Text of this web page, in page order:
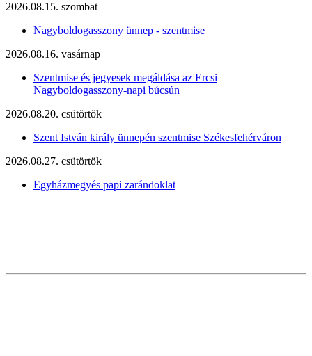
2026.08.15. szombat
Nagyboldogasszony ünnep - szentmise
2026.08.16. vasárnap
Szentmise és jegyesek megáldása az Ercsi
Nagyboldogasszony-napi búcsún
2026.08.20. csütörtök
Szent István király ünnepén szentmise Székesfehérváron
2026.08.27. csütörtök
Egyházmegyés papi zarándoklat